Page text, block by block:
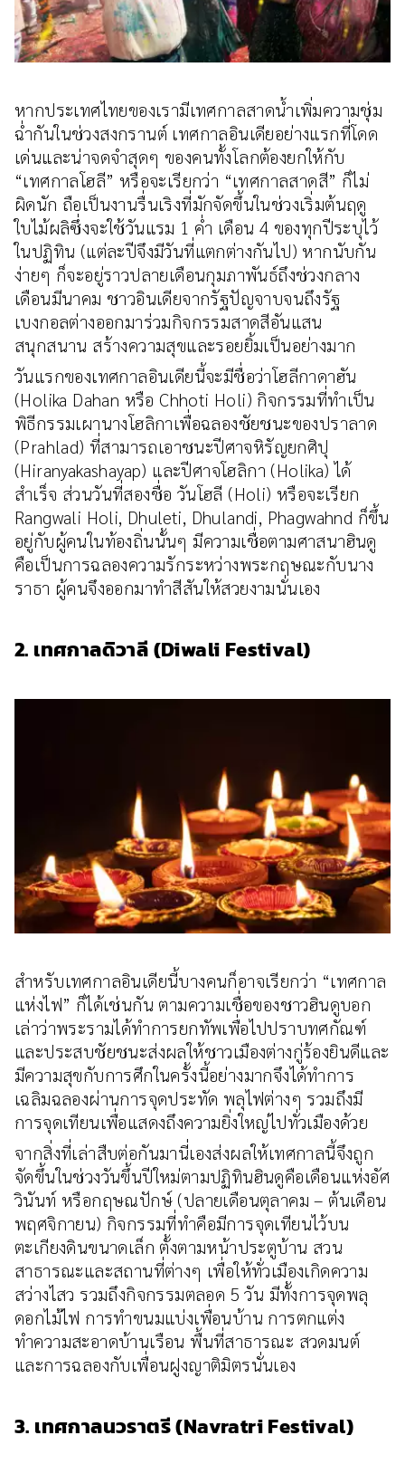
หากประเทศไทยของเรามีเทศกาลสาดน้ำเพิ่มความชุ่ม
ฉ่ำกันในช่วงสงกรานต์ เทศกาลอินเดียอย่างแรกที่โดด
เด่นและน่าจดจำสุดๆ ของคนทั้งโลกต้องยกให้กับ
“เทศกาลโฮลี” หรือจะเรียกว่า “เทศกาลสาดสี” ก็ไม่
ผิดนัก ถือเป็นงานรื่นเริงที่มักจัดขึ้นในช่วงเริ่มต้นฤดู
ใบไม้ผลิซึ่งจะใช้วันแรม 1 ค่ำ เดือน 4 ของทุกปีระบุไว้
ในปฏิทิน (แต่ละปีจึงมีวันที่แตกต่างกันไป) หากนับกัน
ง่ายๆ ก็จะอยู่ราวปลายเดือนกุมภาพันธ์ถึงช่วงกลาง
เดือนมีนาคม ชาวอินเดียจากรัฐปัญจาบจนถึงรัฐ
เบงกอลต่างออกมาร่วมกิจกรรมสาดสีอันแสน
สนุกสนาน สร้างความสุขและรอยยิ้มเป็นอย่างมาก
วันแรกของเทศกาลอินเดียนี้จะมีชื่อว่าโฮลีกาดาฮัน
(Holika Dahan หรือ Chhoti Holi) กิจกรรมที่ทำเป็น
พิธีกรรมเผานางโฮลิกาเพื่อฉลองชัยชนะของปราลาด
(Prahlad) ที่สามารถเอาชนะปีศาจหิรัญยกศิปุ
(Hiranyakashayap) และปีศาจโฮลิกา (Holika) ได้
สำเร็จ ส่วนวันที่สองชื่อ วันโฮลี (Holi) หรือจะเรียก
Rangwali Holi, Dhuleti, Dhulandi, Phagwahnd ก็ขึ้น
อยู่กับผู้คนในท้องถิ่นนั้นๆ มีความเชื่อตามศาสนาฮินดู
คือเป็นการฉลองความรักระหว่างพระกฤษณะกับนาง
ราธา ผู้คนจึงออกมาทำสีสันให้สวยงามนั่นเอง
2. เทศกาลดิวาลี (Diwali Festival)
สำหรับเทศกาลอินเดียนี้บางคนก็อาจเรียกว่า “เทศกาล
แห่งไฟ” ก็ได้เช่นกัน ตามความเชื่อของชาวฮินดูบอก
เล่าว่าพระรามได้ทำการยกทัพเพื่อไปปราบทศกัณฑ์
และประสบชัยชนะส่งผลให้ชาวเมืองต่างกู่ร้องยินดีและ
มีความสุขกับการศึกในครั้งนี้อย่างมากจึงได้ทำการ
เฉลิมฉลองผ่านการจุดประทัด พลุไฟต่างๆ รวมถึงมี
การจุดเทียนเพื่อแสดงถึงความยิ่งใหญ่ไปทั่วเมืองด้วย
จากสิ่งที่เล่าสืบต่อกันมานี่เองส่งผลให้เทศกาลนี้จึงถูก
จัดขึ้นในช่วงวันขึ้นปีใหม่ตามปฏิทินฮินดูคือเดือนแห่งอัศ
วินันท์ หรือกฤษณปักษ์ (ปลายเดือนตุลาคม – ต้นเดือน
พฤศจิกายน) กิจกรรมที่ทำคือมีการจุดเทียนไว้บน
ตะเกียงดินขนาดเล็ก ตั้งตามหน้าประตูบ้าน สวน
สาธารณะและสถานที่ต่างๆ เพื่อให้ทั่วเมืองเกิดความ
สว่างไสว รวมถึงกิจกรรมตลอด 5 วัน มีทั้งการจุดพลุ
ดอกไม้ไฟ การทำขนมแบ่งเพื่อนบ้าน การตกแต่ง
ทำความสะอาดบ้านเรือน พื้นที่สาธารณะ สวดมนต์
และการฉลองกับเพื่อนฝูงญาติมิตรนั่นเอง
3. เทศกาลนวราตรี (Navratri Festival)